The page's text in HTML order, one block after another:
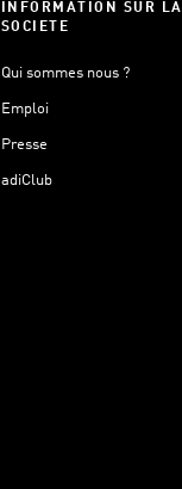
INFORMATION SUR LA
SOCIETE
Qui sommes nous ?
Emploi
Presse
adiClub